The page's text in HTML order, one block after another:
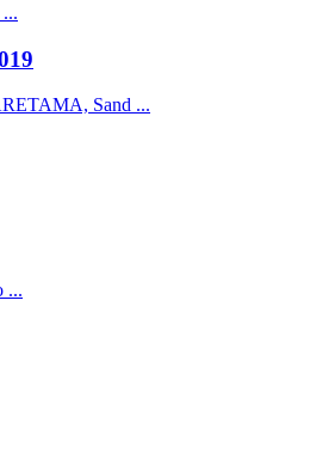
Sand ...
...